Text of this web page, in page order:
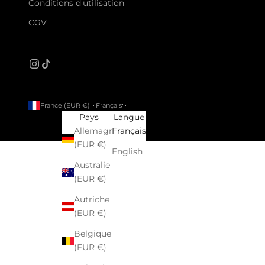
Conditions d'utilisation
CGV
France (EUR €)
Pays
Allemagne
(EUR €)
Australie
(EUR €)
Autriche
(EUR €)
Belgique
(EUR €)
Français
Langue
Français
English